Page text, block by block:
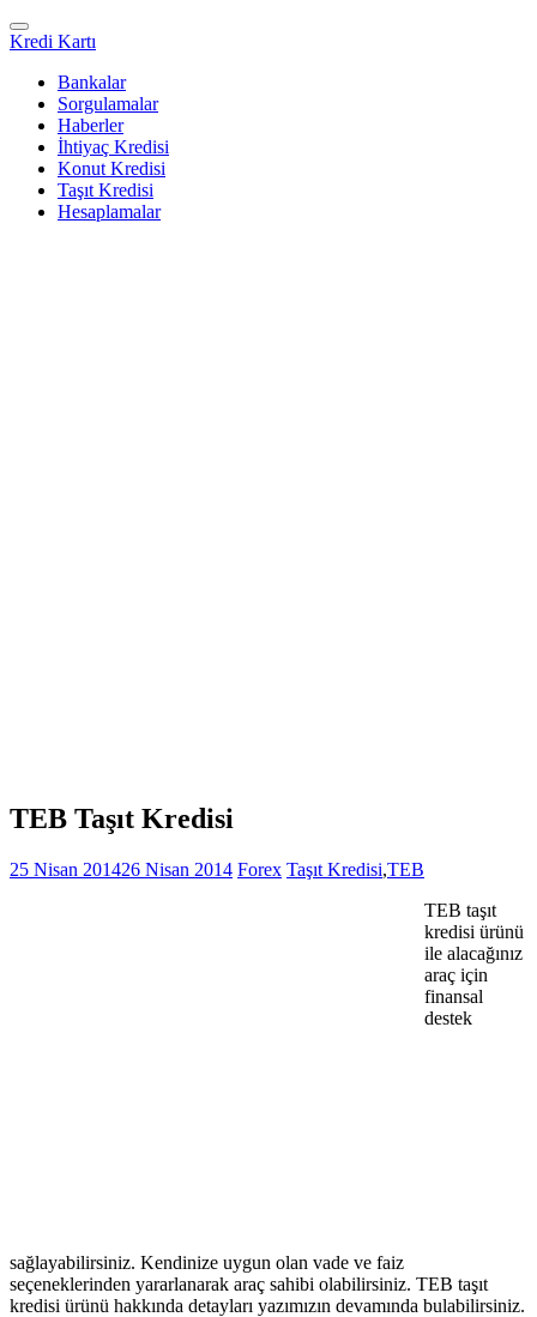
Kredi Kartı
Bankalar
Sorgulamalar
Haberler
İhtiyaç Kredisi
Konut Kredisi
Taşıt Kredisi
Hesaplamalar
TEB Taşıt Kredisi
25 Nisan 201426 Nisan 2014 Forex Taşıt Kredisi,TEB
TEB taşıt
kredisi ürünü
ile alacağınız
araç için
finansal
destek
sağlayabilirsiniz. Kendinize uygun olan vade ve faiz
seçeneklerinden yararlanarak araç sahibi olabilirsiniz. TEB taşıt
kredisi ürünü hakkında detayları yazımızın devamında bulabilirsiniz.